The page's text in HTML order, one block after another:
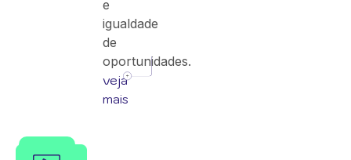
e
igualdade
de
oportunidades.
veja
mais